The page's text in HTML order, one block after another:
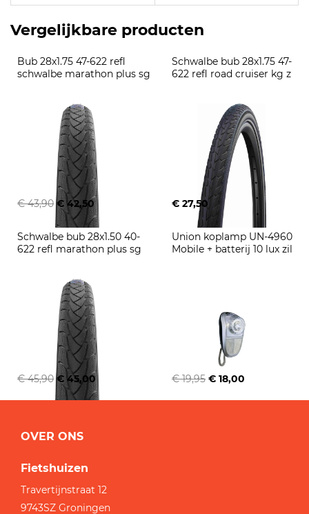
Vergelijkbare producten
Bub 28x1.75 47-622 refl
schwalbe marathon plus sg
€ 43,90 € 42,50
Schwalbe bub 28x1.75 47-
622 refl road cruiser kg z
€ 27,50
Schwalbe bub 28x1.50 40-
622 refl marathon plus sg
€ 45,90 € 45,00
Union koplamp UN-4960
Mobile + batterij 10 lux zil
€ 19,95 € 18,00
OVER ONS
Fietshuizen
Travertijnstraat 12
9743SZ Groningen